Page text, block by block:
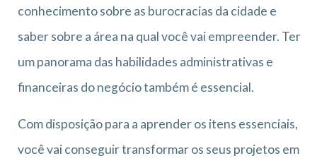
conhecimento sobre as burocracias da cidade e
saber sobre a área na qual você vai empreender. Ter
um panorama das habilidades administrativas e
financeiras do negócio também é essencial.
Com disposição para a aprender os itens essenciais,
você vai conseguir transformar os seus projetos em